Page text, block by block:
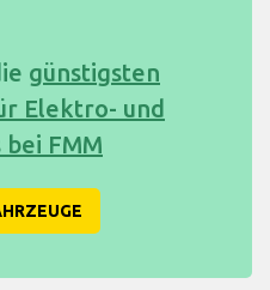
günstigsten
Elektro- und
FMM